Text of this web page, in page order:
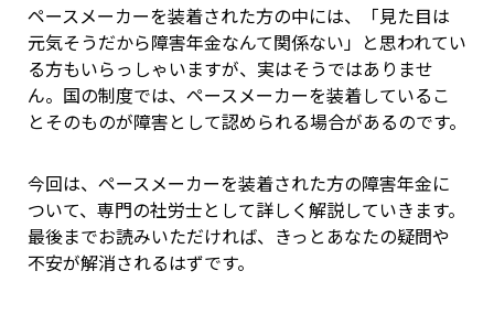
ペースメーカーを装着された方の中には、「見た目は
元気そうだから障害年金なんて関係ない」と思われてい
る方もいらっしゃいますが、実はそうではありませ
ん。国の制度では、ペースメーカーを装着しているこ
とそのものが障害として認められる場合があるのです。
今回は、ペースメーカーを装着された方の障害年金に
ついて、専門の社労士として詳しく解説していきます。
最後までお読みいただければ、きっとあなたの疑問や
不安が解消されるはずです。